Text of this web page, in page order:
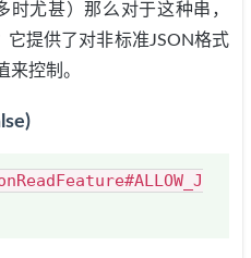
时尤甚）那么对于这种串，
它提供了对非标准JSON格式
来控制。